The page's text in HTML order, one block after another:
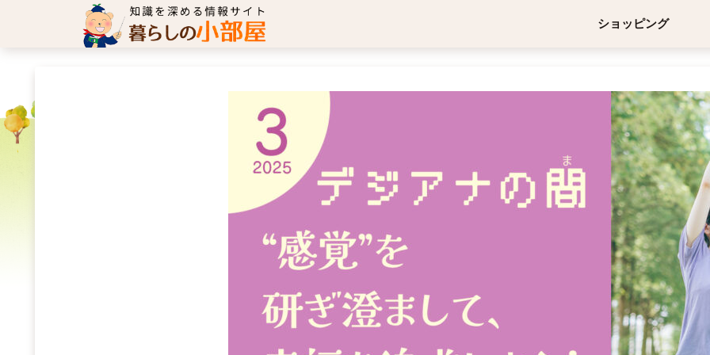
ショッピング